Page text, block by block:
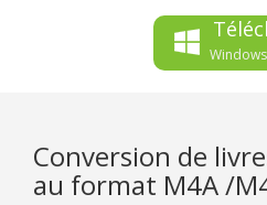
Conversion de
au format M4A /